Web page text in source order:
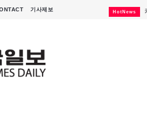
기사제보 HotNews